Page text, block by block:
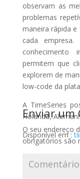
observam as
problemas
maneira rápida e
cada empresa.
conhecimento
permitem que
explorem de
low-code da
A TimeSeries
Holanda,
Disponível em :
Enviar um
O seu endereço
obrigatórios são